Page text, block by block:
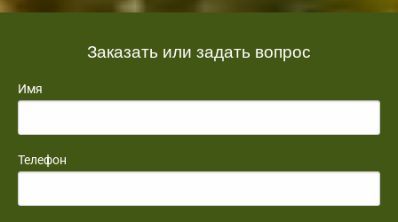
Заказать или задать вопрос
Имя
Телефон